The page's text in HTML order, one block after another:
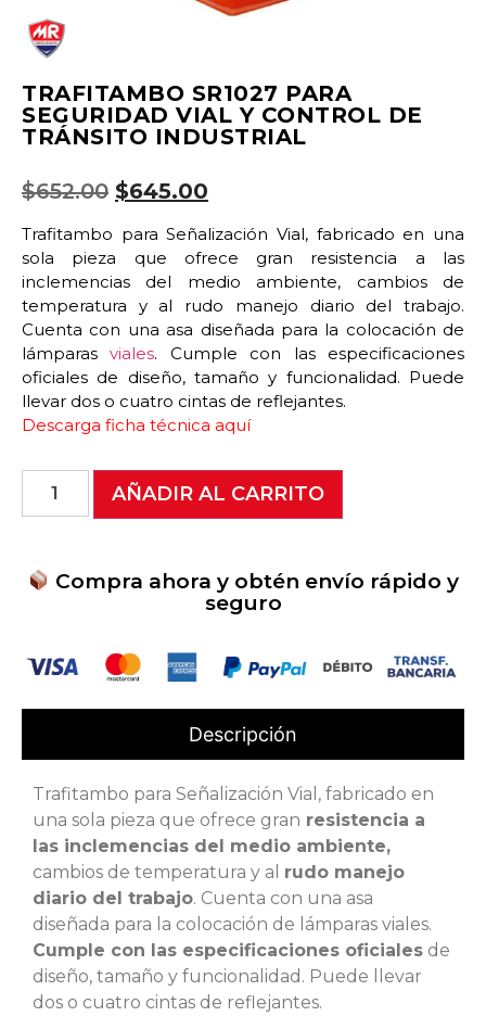
TRAFITAMBO SR1027 PARA
SEGURIDAD VIAL Y CONTROL DE
TRÁNSITO INDUSTRIAL
$652.00 $645.00
Trafitambo para Señalización Vial, fabricado en una
sola pieza que ofrece gran resistencia a las
inclemencias del medio ambiente, cambios de
temperatura y al rudo manejo diario del trabajo.
Cuenta con una asa diseñada para la colocación de
lámparasviales. Cumple con las especificaciones
oficiales de diseño, tamaño y funcionalidad. Puede
llevar dos o cuatro cintas de reflejantes.
Descarga ficha técnica aquí
AÑADIR AL CARRITO
Compra ahora y obtén envío rápido y
seguro
Descripción
Trafitambo para Señalización Vial, fabricado en
una sola pieza que ofrece gran resistencia a
las inclemencias del medio ambiente,
cambios de temperatura y al rudo manejo
diario del trabajo. Cuenta con una asa
diseñada para la colocación de lámparas viales.
Cumple con las especificaciones oficiales de
diseño, tamaño y funcionalidad. Puede llevar
dos o cuatro cintas de reflejantes.